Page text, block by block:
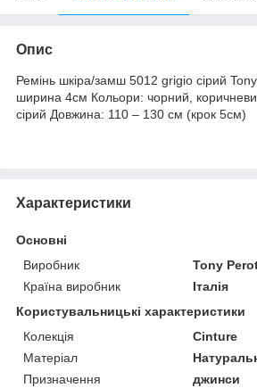
Опис
Ремінь шкіра/замш 5012 grigio сірий
ширина 4см Кольори: чорний,
сірий Довжина: 110 – 130 см (крок 5см)
Характеристики
Основні
Виробник
Tony
Країна виробник
Італія
Користувальницькі характеристики
Колекція
Cinture
Матеріал
Призначення
джинси